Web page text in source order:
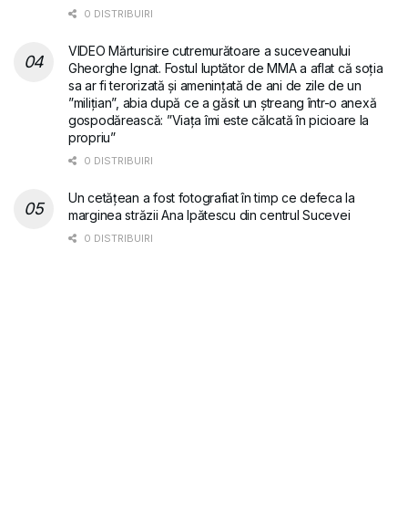
0 DISTRIBUIRI
VIDEO Mărturisire cutremurătoare a suceveanului
Gheorghe Ignat. Fostul luptător de MMA a aflat că soția
sa ar fi terorizată și amenințată de ani de zile de un
”milițian”, abia după ce a găsit un ștreang într-o anexă
gospodărească: ”Viața îmi este călcată în picioare la
propriu”
0 DISTRIBUIRI
Un cetățean a fost fotografiat în timp ce defeca la
marginea străzii Ana Ipătescu din centrul Sucevei
0 DISTRIBUIRI